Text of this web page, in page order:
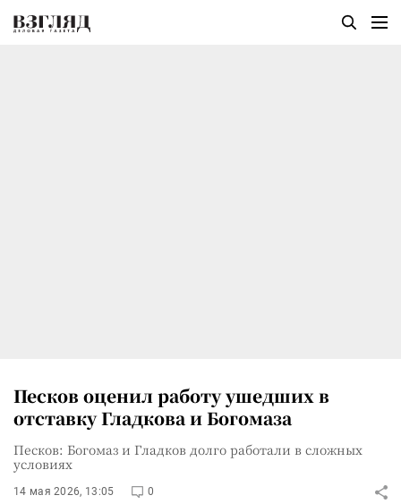
Песков оценил работу ушедших в
отставку Гладкова и Богомаза
Песков: Богомаз и Гладков долго работали в сложных
условиях
14 мая 2026, 13:05 0